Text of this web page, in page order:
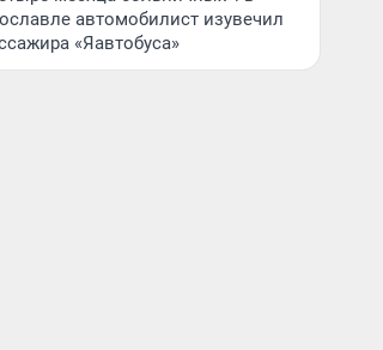
автомобилист изувечил
«Яавтобуса»